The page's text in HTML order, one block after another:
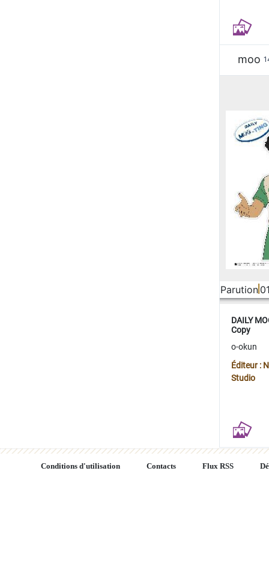
moo
Parution
DAILY
Copy
o-okun
Éditeur :
Studio
Conditions d'utilisation Contacts Flux RSS